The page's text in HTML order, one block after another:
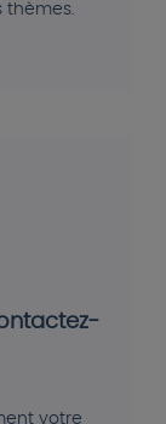
thèmes.
votre